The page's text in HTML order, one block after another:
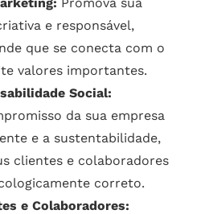
Promova sua
e responsável,
que se conecta com o
valores importantes.
Social:
da sua empresa
e a sustentabilidade,
clientes e colaboradores
correto.
e Colaboradores: